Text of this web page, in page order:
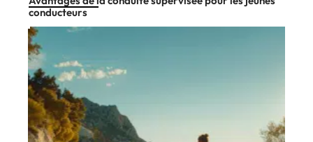
conducteurs